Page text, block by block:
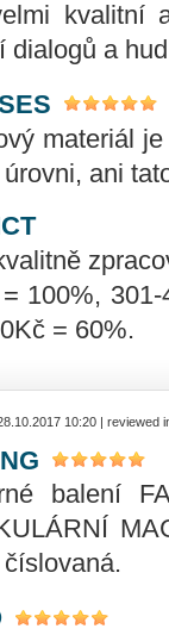
kvalitní
dialogů a
materiál
ani
100%,
= 60%.
10:20 | reviewed
balení